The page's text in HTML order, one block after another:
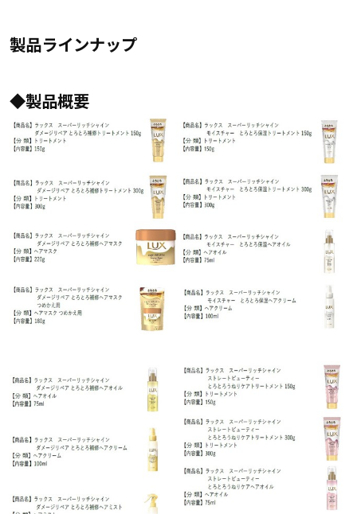
製品ラインナップ
◆製品概要